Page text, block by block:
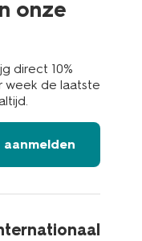
onze
direct 10%
week de laatste
aanmelden